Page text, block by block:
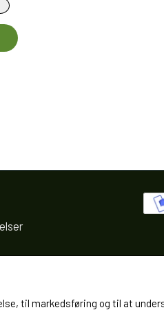
til markedsføring og til at